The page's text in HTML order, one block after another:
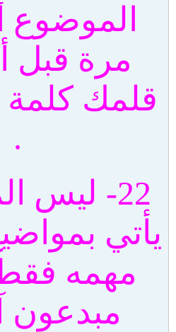
الموضوع
مرة قبل
قلمك كلمة
.
22- ليس
يأتي
مهمه
مبدعون